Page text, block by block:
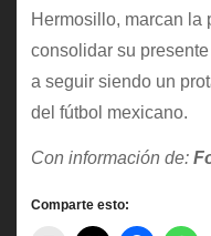
Hermosillo, marcan la
consolidar su
a seguir siendo un
del fútbol mexicano.
Con información de:
Comparte esto: